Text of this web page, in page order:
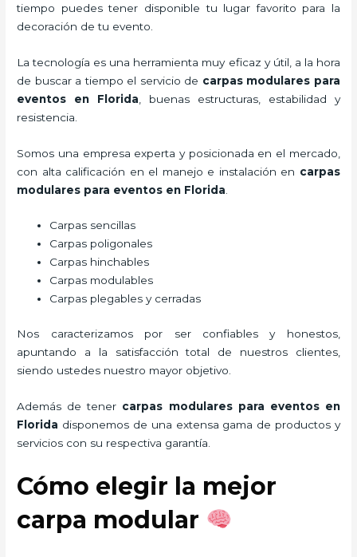
tiempo puedes tener disponible tu lugar favorito para la
decoración de tu evento.
La tecnología es una herramienta muy eficaz y útil, a la hora
de buscar a tiempo el servicio de carpas modulares para
eventos en Florida , buenas estructuras, estabilidad y
resistencia.
Somos una empresa experta y posicionada en el mercado,
con alta calificación en el manejo e instalación en carpas
modulares para eventos en Florida
Carpas sencillas
Carpas poligonales
Carpas hinchables
Carpas modulables
Carpas plegables y cerradas
Nos caracterizamos por ser confiables y honestos,
apuntando a la satisfacción total de nuestros clientes,
siendo ustedes nuestro mayor objetivo.
Además de tener carpas modulares para eventos en
Florida disponemos de una extensa gama de productos y
servicios con su respectiva garantía.
Cómo elegir la mejor
carpa modular